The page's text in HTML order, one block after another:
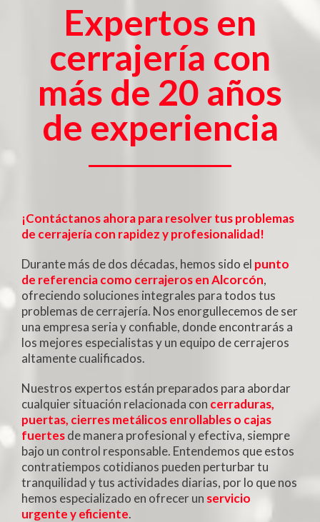
Expertos en
cerrajería con
más de 20 años
de experiencia
¡Contáctanos ahora para resolver tus problemas
de cerrajería con rapidez y profesionalidad!
Durante más de dos décadas, hemos sido el punto
de referencia como cerrajeros en Alcorcón,
ofreciendo soluciones integrales para todos tus
problemas de cerrajería. Nos enorgullecemos de ser
una empresa seria y confiable, donde encontrarás a
los mejores especialistas y un equipo de cerrajeros
altamente cualificados.
Nuestros expertos están preparados para abordar
cualquier situación relacionada con cerraduras,
puertas, cierres metálicos enrollables o cajas
fuertesde manera profesional y efectiva, siempre
bajo un control responsable. Entendemos que estos
contratiempos cotidianos pueden perturbar tu
tranquilidad y tus actividades diarias, por lo que nos
hemos especializado en ofrecer un servicio
urgente y eficiente.